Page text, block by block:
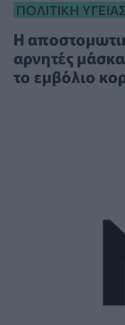
ΠΟΛΙΤΙΚΉ
Η
αρνητές
το εμβόλιο